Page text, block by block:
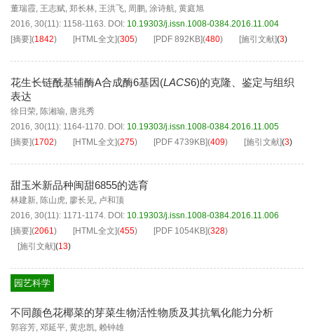
董瑞霞, 王志赋, 郑长林, 王洪飞, 周鹏, 涂诗航, 黄庭旭
2016, 30(11): 1158-1163. DOI: 10.19303/j.issn.1008-0384.2016.11.004
[摘要](1842) [HTML全文](305) [PDF 892KB](480) [施引文献](3)
花生长链酰基辅酶A合成酶6基因(LACS6)的克隆、鉴定与组织
表达
徐日荣, 陈湘瑜, 唐兆秀
2016, 30(11): 1164-1170. DOI: 10.19303/j.issn.1008-0384.2016.11.005
[摘要](1702) [HTML全文](275) [PDF 4739KB](409) [施引文献](3)
甜玉米新品种闽甜6855的选育
林建新, 陈山虎, 廖长见, 卢和顶
2016, 30(11): 1171-1174. DOI: 10.19303/j.issn.1008-0384.2016.11.006
[摘要](2061) [HTML全文](455) [PDF 1054KB](328)
[施引文献](13)
园艺科学
不同颜色花椰菜的芽菜生物活性物质及其抗氧化能力分析
郭容芳, 邓延平, 黄忠凯, 赖钟雄